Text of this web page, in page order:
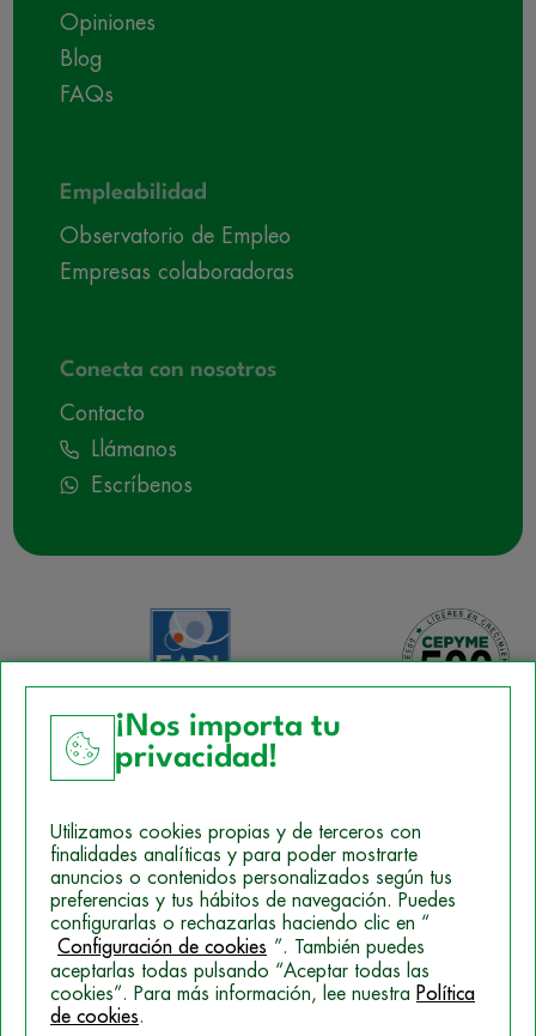
Opiniones
Blog
FAQs
Empleabilidad
Observatorio de Empleo
Empresas colaboradoras
Conecta con nosotros
Contacto
Llámanos
Escríbenos
Política de Cookies
Mapa del sitio
Politica de Privacidad
© 2026 Campus Training
¡Nos importa tu
privacidad!
Utilizamos cookies propias y de terceros con
finalidades analíticas y para poder mostrarte
anuncios o contenidos personalizados según tus
preferencias y tus hábitos de navegación. Puedes
configurarlas o rechazarlas haciendo clic en “
Configuración de cookies ”. También puedes
aceptarlas todas pulsando “Aceptar todas las
cookies”. Para más información, lee nuestra Política
de cookies.